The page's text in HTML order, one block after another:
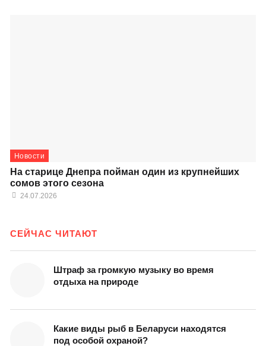
Новости
На старице Днепра пойман один из крупнейших
сомов этого сезона
24.07.2026
СЕЙЧАС ЧИТАЮТ
Штраф за громкую музыку во время
отдыха на природе
Какие виды рыб в Беларуси находятся
под особой охраной?